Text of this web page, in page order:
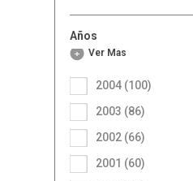
Años
2001 (60)
2002 (66)
2003 (86)
2004 (100)
Ver Más